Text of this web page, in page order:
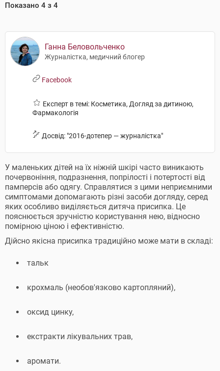
Показано 4 з 4
Ганна Беловольченко
Журналістка, медичний блогер
Facebook
Експерт в темі: Косметика, Догляд за дитиною,
Фармакологія
Досвід: "2016-дотепер — журналістка"
У маленьких дітей на їх ніжній шкірі часто виникають
почервоніння, подразнення, попрілості і потертості від
памперсів або одягу. Справлятися з цими неприємними
симптомами допомагають різні засоби догляду, серед
яких особливо виділяється дитяча присипка. Це
пояснюється зручністю користування нею, відносно
помірною ціною і ефективністю.
Дійсно якісна присипка традиційно може мати в складі:
тальк
крохмаль (необов'язково картопляний),
оксид цинку,
екстракти лікувальних трав,
аромати.